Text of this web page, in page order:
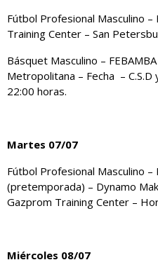
Fútbol Profesional Masculino
Training Center – San
Básquet Masculino –
Metropolitana – Fecha – C.S.D
22:00 horas.
Martes 07/07
Fútbol Profesional Masculino
(pretemporada) – Dynamo
Gazprom Training Center –
Miércoles 08/07